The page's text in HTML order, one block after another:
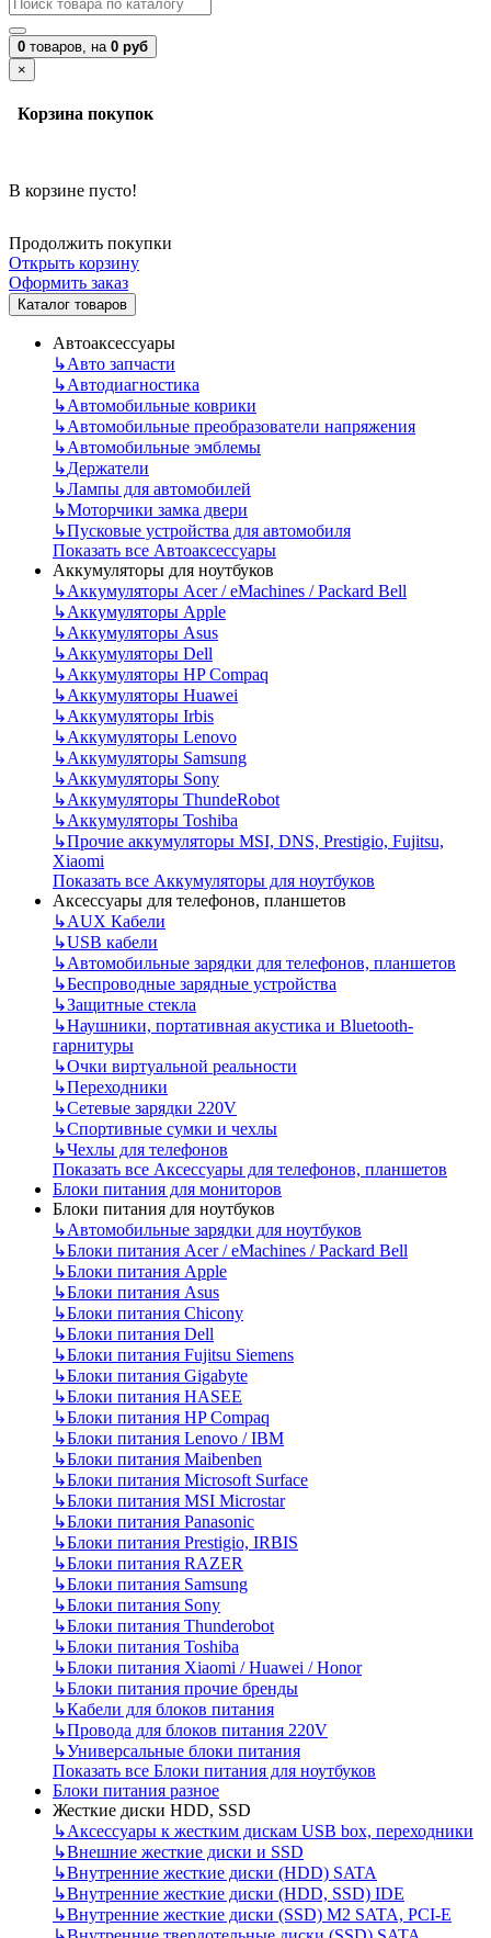
0 товаров, на 0 руб
×
Корзина покупок
В корзине пусто!
Продолжить покупки
Открыть корзину
Оформить заказ
Каталог товаров
Автоаксессуары
↳Авто запчасти
↳Автодиагностика
↳Автомобильные коврики
↳Автомобильные преобразователи напряжения
↳Автомобильные эмблемы
↳Держатели
↳Лампы для автомобилей
↳Моторчики замка двери
↳Пусковые устройства для автомобиля
Показать все Автоаксессуары
Аккумуляторы для ноутбуков
↳Аккумуляторы Acer / eMachines / Packard Bell
↳Аккумуляторы Apple
↳Аккумуляторы Asus
↳Аккумуляторы Dell
↳Аккумуляторы HP Compaq
↳Аккумуляторы Huawei
↳Аккумуляторы Irbis
↳Аккумуляторы Lenovo
↳Аккумуляторы Samsung
↳Аккумуляторы Sony
↳Аккумуляторы ThundeRobot
↳Аккумуляторы Toshiba
↳Прочие аккумуляторы MSI, DNS, Prestigio, Fujitsu,
Xiaomi
Показать все Аккумуляторы для ноутбуков
Аксессуары для телефонов, планшетов
↳AUX Кабели
↳USB кабели
↳Автомобильные зарядки для телефонов, планшетов
↳Беспроводные зарядные устройства
↳Защитные стекла
↳Наушники, портативная акустика и Bluetooth-
гарнитуры
↳Очки виртуальной реальности
↳Переходники
↳Сетевые зарядки 220V
↳Спортивные сумки и чехлы
↳Чехлы для телефонов
Показать все Аксессуары для телефонов, планшетов
Блоки питания для мониторов
Блоки питания для ноутбуков
↳Автомобильные зарядки для ноутбуков
↳Блоки питания Acer / eMachines / Packard Bell
↳Блоки питания Apple
↳Блоки питания Asus
↳Блоки питания Chicony
↳Блоки питания Dell
↳Блоки питания Fujitsu Siemens
↳Блоки питания Gigabyte
↳Блоки питания HASEE
↳Блоки питания HP Compaq
↳Блоки питания Lenovo / IBM
↳Блоки питания Maibenben
↳Блоки питания Microsoft Surface
↳Блоки питания MSI Microstar
↳Блоки питания Panasonic
↳Блоки питания Prestigio, IRBIS
↳Блоки питания RAZER
↳Блоки питания Samsung
↳Блоки питания Sony
↳Блоки питания Thunderobot
↳Блоки питания Toshiba
↳Блоки питания Xiaomi / Huawei / Honor
↳Блоки питания прочие бренды
↳Кабели для блоков питания
↳Провода для блоков питания 220V
↳Универсальные блоки питания
Показать все Блоки питания для ноутбуков
Блоки питания разное
Жесткие диски HDD, SSD
↳Аксессуары к жестким дискам USB box, переходники
↳Внешние жесткие диски и SSD
↳Внутренние жесткие диски (HDD) SATA
↳Внутренние жесткие диски (HDD, SSD) IDE
↳Внутренние жесткие диски (SSD) M2 SATA, PCI-E